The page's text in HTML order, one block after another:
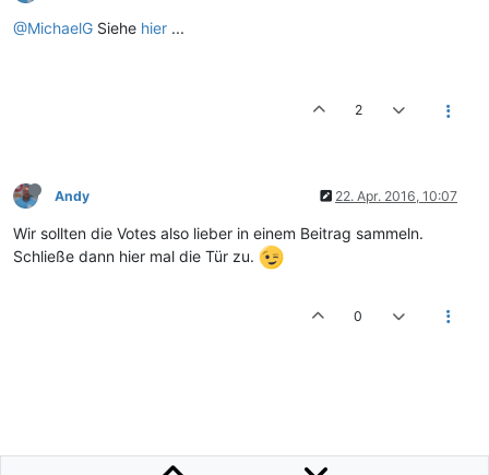
@MichaelG Siehe hier ...
2
Andy 22. Apr. 2016, 10:07
Wir sollten die Votes also lieber in einem Beitrag sammeln.
Schließe dann hier mal die Tür zu.
0